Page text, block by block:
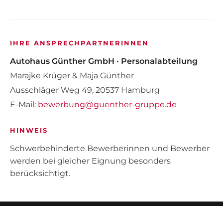
IHRE ANSPRECHPARTNERINNEN
Autohaus Günther GmbH · Personalabteilung
Marajke Krüger & Maja Günther
Ausschläger Weg 49, 20537 Hamburg
E-Mail: bewerbung@guenther-gruppe.de
HINWEIS
Schwerbehinderte Bewerberinnen und Bewerber
werden bei gleicher Eignung besonders
berücksichtigt.